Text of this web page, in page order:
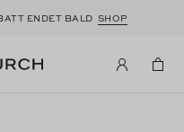
ENDET BALD SHOP